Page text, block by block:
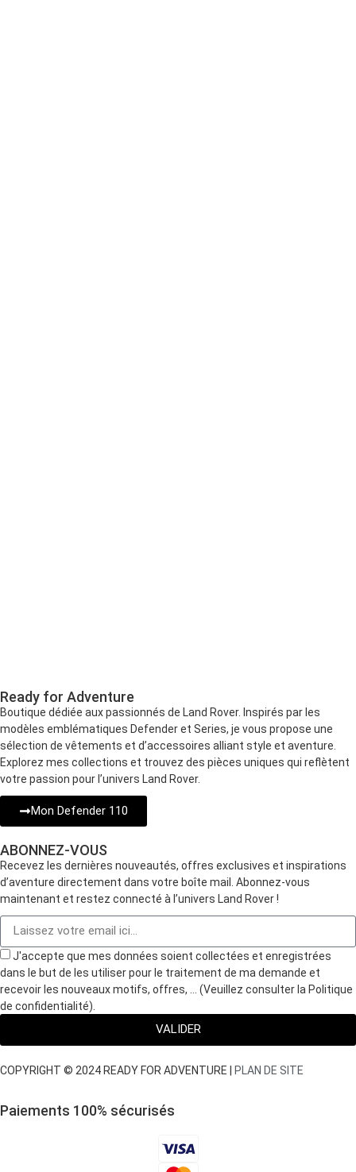
Ready for Adventure
Boutique dédiée aux passionnés de Land Rover. Inspirés par les
modèles emblématiques Defender et Series, je vous propose une
sélection de vêtements et d’accessoires alliant style et aventure.
Explorez mes collections et trouvez des pièces uniques qui reflètent
votre passion pour l’univers Land Rover.
Mon Defender 110
ABONNEZ-VOUS
Recevez les dernières nouveautés, offres exclusives et inspirations
d’aventure directement dans votre boîte mail. Abonnez-vous
maintenant et restez connecté à l’univers Land Rover !
J'accepte que mes données soient collectées et enregistrées
dans le but de les utiliser pour le traitement de ma demande et
recevoir les nouveaux motifs, offres, … (Veuillez consulter la Politique
de confidentialité).
VALIDER
COPYRIGHT © 2024 READY FOR ADVENTURE | PLAN DE SITE
Paiements 100% sécurisés